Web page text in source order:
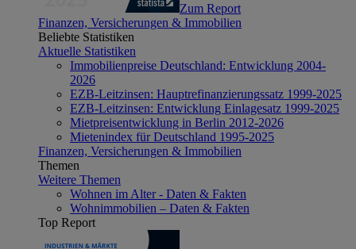
Zum Report
Finanzen, Versicherungen & Immobilien
Beliebte Statistiken
Aktuelle Statistiken
Immobilienpreise Deutschland: Entwicklung 2004-
2026
EZB-Leitzinsen: Hauptrefinanzierungssatz 1999-2025
EZB-Leitzinsen: Entwicklung Einlagesatz 1999-2025
Mietpreisentwicklung in Berlin 2012-2026
Mietenindex für Deutschland 1995-2025
Finanzen, Versicherungen & Immobilien
Themen
Weitere Themen
Wohnen im Alter - Daten & Fakten
Wohnimmobilien – Daten & Fakten
Top Report